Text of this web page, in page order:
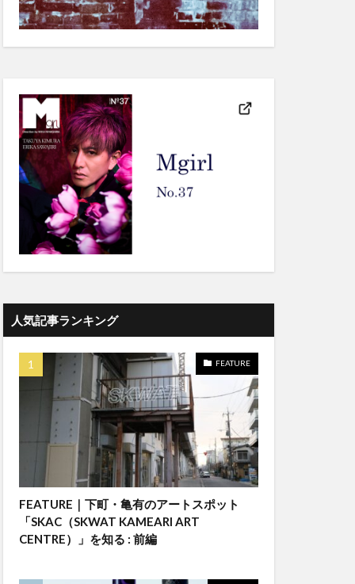
人気記事ランキング
FEATURE
FEATURE｜下町・亀有のアートスポット
「SKAC（SKWAT KAMEARI ART
CENTRE）」を知る : 前編